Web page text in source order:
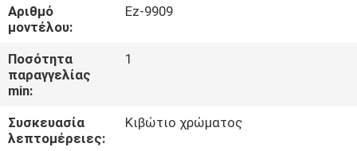
ΓΎΡΟΣ
ΕΡΓΟΣΤΑΣΊΩΝ
ΈΛΕΓΧΟΣ
Αριθμό
μοντέλου:
Ez-9909
Ποσότητα
παραγγελίας
min:
1
Συσκευασία
λεπτομέρειες:
Κιβώτιο χρώματος